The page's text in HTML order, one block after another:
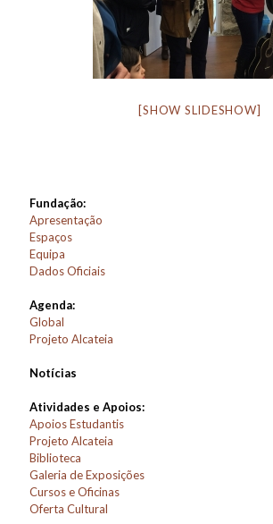
[SHOW SLIDESHOW]
Fundação:
Apresentação
Espaços
Equipa
Dados Oficiais
Agenda:
Global
Projeto Alcateia
Notícias
Atividades e Apoios:
Apoios Estudantis
Projeto Alcateia
Biblioteca
Galeria de Exposições
Cursos e Oficinas
Oferta Cultural